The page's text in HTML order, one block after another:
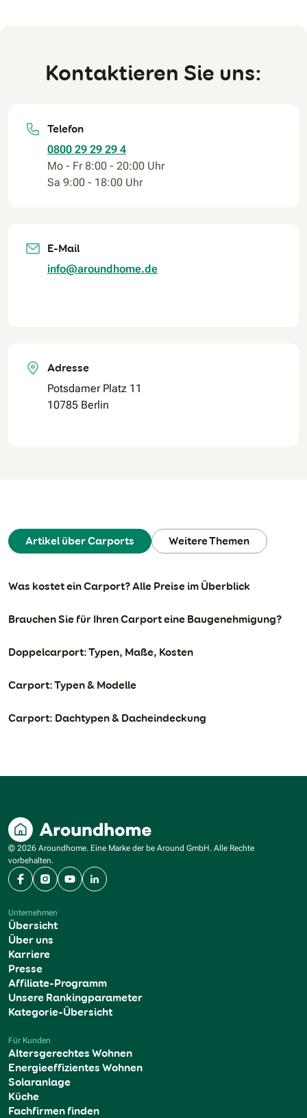
Kontaktieren Sie uns:
Telefon
0800 29 29 29 4
Mo - Fr 8:00 - 20:00 Uhr
Sa 9:00 - 18:00 Uhr
E-Mail
info@aroundhome.de
Adresse
Potsdamer Platz 11
10785 Berlin
Artikel über Carports Weitere Themen
Was kostet ein Carport? Alle Preise im Überblick
Brauchen Sie für Ihren Carport eine Baugenehmigung?
Doppelcarport: Typen, Maße, Kosten
Carport: Typen & Modelle
Carport: Dachtypen & Dacheindeckung
© 2026 Aroundhome. Eine Marke der be Around GmbH. Alle Rechte
vorbehalten.
FacebookInstagram
YouTubeLinkedIn
Unternehmen
Übersicht
Über uns
Karriere
Presse
Affiliate-Programm
Unsere Rankingparameter
Kategorie-Übersicht
Für Kunden
Altersgerechtes Wohnen
Energieeffizientes Wohnen
Solaranlage
Küche
Fachfirmen finden